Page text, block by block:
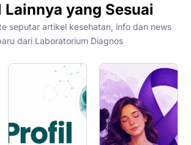
yang Sesuai
seputar artikel kesehatan, info dan news
dari Laboratorium Diagnos